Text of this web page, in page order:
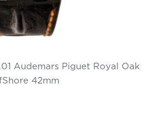
Audemars Piguet Royal Oak
42mm